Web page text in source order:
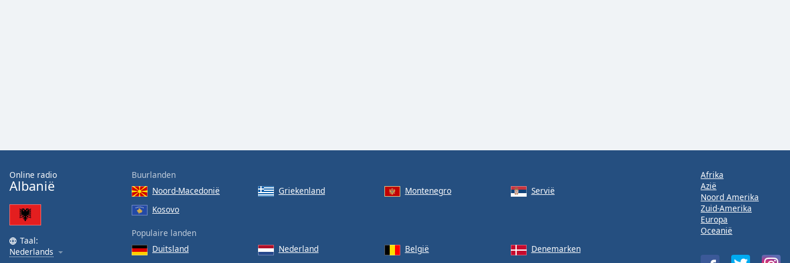
dialog
Escape
will
cancel
and
Online radio
Albanië
Taal:
Nederlands
Buurlanden
Noord-Macedonië
Griekenland Montenegro
Servië
Kosovo
Populaire landen
Duitsland
Nederland België Denemarken
Afrika
Azië
Noord Amerika
Zuid-Amerika
Europa
Oceanië